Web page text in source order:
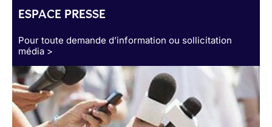
ESPACE PRESSE
Pour toute demande d’information ou sollicitation
média >